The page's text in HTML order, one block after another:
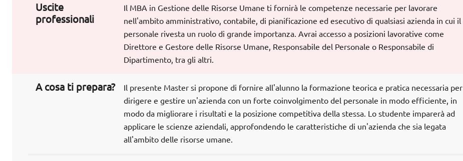
Uscite
professionali
Il MBA in Gestione delle Risorse Umane ti fornirà le competenze necessarie per lavorare
nell'ambito amministrativo, contabile, di pianificazione ed esecutivo di qualsiasi azienda in cui il
personale rivesta un ruolo di grande importanza. Avrai accesso a posizioni lavorative come
Direttore e Gestore delle Risorse Umane, Responsabile del Personale o Responsabile di
Dipartimento, tra gli altri.
A cosa ti prepara?
Il presente Master si propone di fornire all'alunno la formazione teorica e pratica necessaria per
dirigere e gestire un'azienda con un forte coinvolgimento del personale in modo efficiente, in
modo da migliorare i risultati e la posizione competitiva della stessa. Lo studente imparerà ad
applicare le scienze aziendali, approfondendo le caratteristiche di un'azienda che sia legata
all'ambito delle risorse umane.